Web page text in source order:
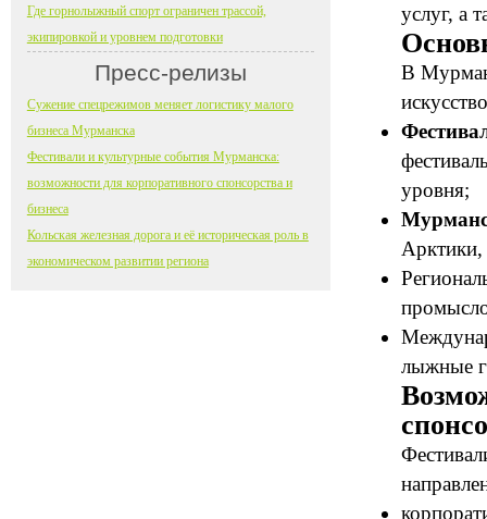
услуг, а
В
уровня;
Арктики,
лыжные
Где горнолыжный спорт ограничен трассой,
экипировкой и уровнем подготовки
Пресс-релизы
Сужение спецрежимов меняет логистику малого
бизнеса Мурманска
Фестивали и культурные события Мурманска:
возможности для корпоративного спонсорства и
бизнеса
Кольская железная дорога и её историческая роль в
экономическом развитии региона